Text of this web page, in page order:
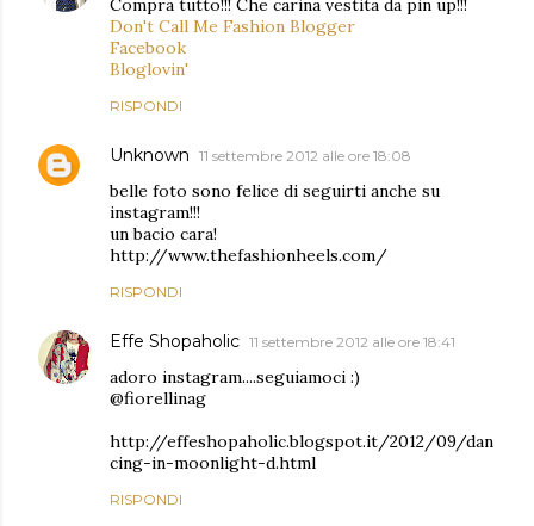
Compra tutto!!! Che carina vestita da pin up!!!
Don't Call Me Fashion Blogger
Facebook
Bloglovin'
RISPONDI
Unknown 11 settembre 2012 alle ore 18:08
belle foto sono felice di seguirti anche su
instagram!!!
un bacio cara!
http://www.thefashionheels.com/
RISPONDI
Effe Shopaholic 11 settembre 2012 alle ore 18:41
adoro instagram....seguiamoci :)
@fiorellinag
http://effeshopaholic.blogspot.it/2012/09/dan
cing-in-moonlight-d.html
RISPONDI